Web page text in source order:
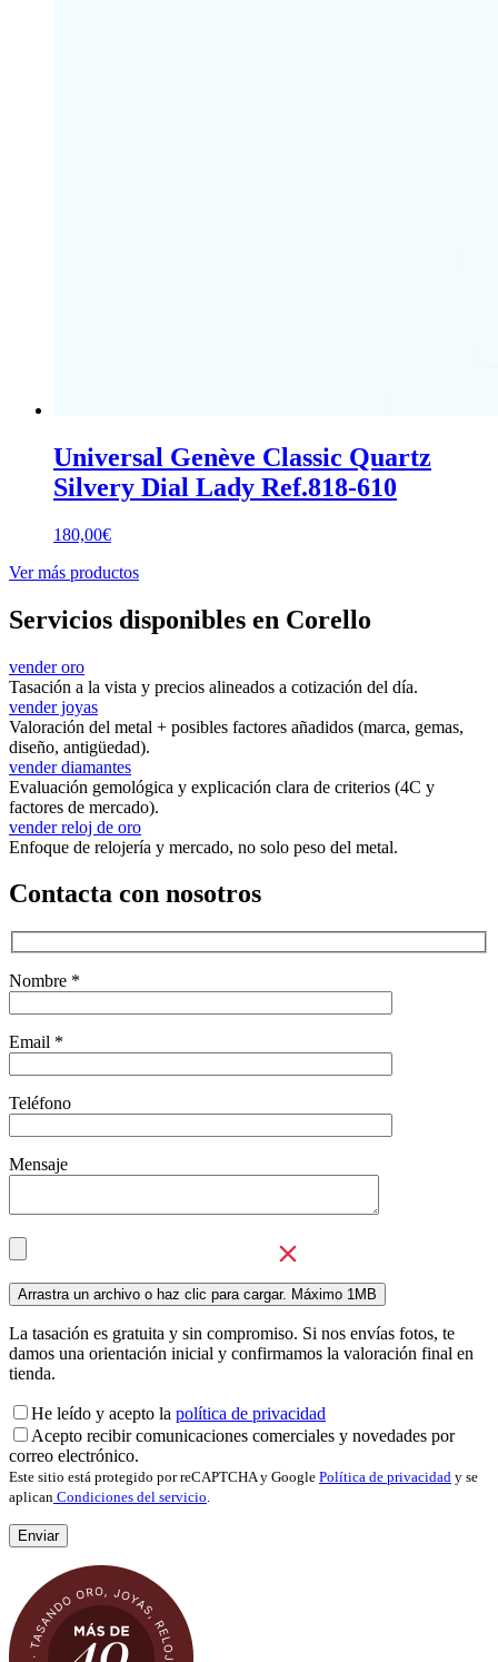
Universal Genève Classic Quartz
Silvery Dial Lady Ref.818-610
180,00€
Ver más productos
Servicios disponibles en Corello
vender oro
Tasación a la vista y precios alineados a cotización del día.
vender joyas
Valoración del metal + posibles factores añadidos (marca, gemas,
diseño, antigüedad).
vender diamantes
Evaluación gemológica y explicación clara de criterios (4C y
factores de mercado).
vender reloj de oro
Enfoque de relojería y mercado, no solo peso del metal.
Contacta con nosotros
Nombre *
Email *
Teléfono
Mensaje
La tasación es gratuita y sin compromiso. Si nos envías fotos, te
damos una orientación inicial y confirmamos la valoración final en
tienda.
He leído y acepto la política de privacidad
Acepto recibir comunicaciones comerciales y novedades por
correo electrónico.
Este sitio está protegido por reCAPTCHA y Google Política de privacidad y se
aplican Condiciones del servicio